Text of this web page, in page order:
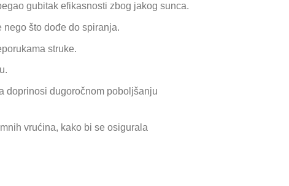
gubitak efikasnosti zbog jakog sunca.
što dođe do spiranja.
struke.
doprinosi dugoročnom poboljšanju
vrućina, kako bi se osigurala